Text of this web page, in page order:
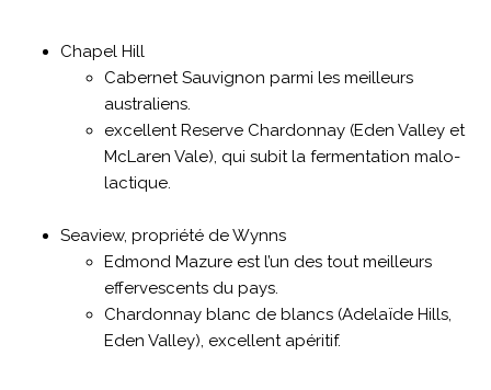
Chapel Hill
Cabernet Sauvignon parmi les meilleurs
australiens.
excellent Reserve Chardonnay (Eden Valley et
McLaren Vale), qui subit la fermentation malo-
lactique.
Seaview, propriété de Wynns
Edmond Mazure est l’un des tout meilleurs
effervescents du pays.
Chardonnay blanc de blancs (Adelaïde Hills,
Eden Valley), excellent apéritif.